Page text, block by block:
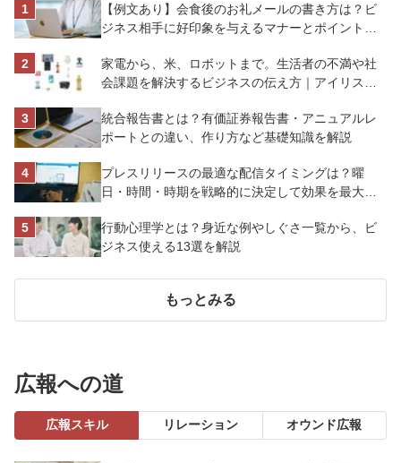
【例文あり】会食後のお礼メールの書き方は？ビ
ジネス相手に好印象を与えるマナーとポイントを
家電から、米、ロボットまで。生活者の不満や社
会課題を解決するビジネスの伝え方｜アイリスオ
統合報告書とは？有価証券報告書・アニュアルレ
ポートとの違い、作り方など基礎知識を解説
プレスリリースの最適な配信タイミングは？曜
日・時間・時期を戦略的に決定して効果を最大化
行動心理学とは？身近な例やしぐさ一覧から、ビ
ジネス使える13選を解説
もっとみる
広報への道
広報スキル リレーション オウンド広報